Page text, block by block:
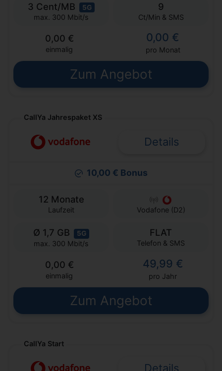
3 Cent/MB 5G
max. 300 Mbit/s
9
Ct/Min & SMS
0,00 €
einmalig
0,00 €
pro Monat
Zum Angebot
CallYa Jahrespaket XS
Details
10,00 € Bonus
12 Monate
Laufzeit Vodafone (D2)
Ø 1,7 GB 5G
max. 300 Mbit/s
FLAT
Telefon & SMS
0,00 €
einmalig
49,99 €
pro Jahr
Zum Angebot
CallYa Start
Details